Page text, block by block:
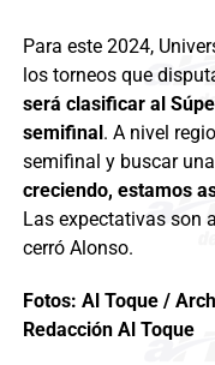
Para este 2024,
los torneos que
será clasificar al
semifinal. A nivel
semifinal y buscar
creciendo, estamos
Las expectativas son
cerró Alonso.
Fotos: Al Toque /
Redacción Al Toque